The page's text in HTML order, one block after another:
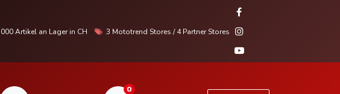
Artikel an Lager in CH 3 Mototrend Stores / 4 Partner Stores
0